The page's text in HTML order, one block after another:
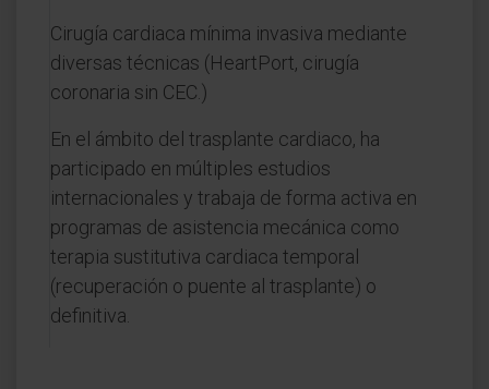
Cirugía cardiaca mínima invasiva mediante
diversas técnicas (HeartPort, cirugía
coronaria sin CEC.)
En el ámbito del trasplante cardiaco, ha
participado en múltiples estudios
internacionales y trabaja de forma activa en
programas de asistencia mecánica como
terapia sustitutiva cardiaca temporal
(recuperación o puente al trasplante) o
definitiva.